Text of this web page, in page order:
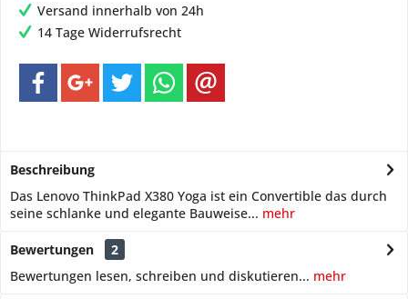
Versand innerhalb von 24h
14 Tage Widerrufsrecht
Beschreibung
Das Lenovo ThinkPad X380 Yoga ist ein Convertible das durch
seine schlanke und elegante Bauweise... mehr
Bewertungen
2
Bewertungen lesen, schreiben und diskutieren... mehr